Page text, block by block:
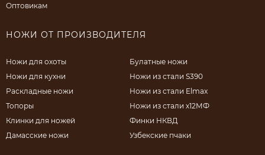
Оптовикам
НОЖИ ОТ ПРОИЗВОДИТЕЛЯ
Ножи для охоты
Ножи для кухни
Раскладные ножи
Топоры
Клинки для ножей
Дамасские ножи
Булатные ножи
Ножи из стали S390
Ножи из стали Elmax
Ножи из стали х12МФ
Финки НКВД
Узбекские пчаки